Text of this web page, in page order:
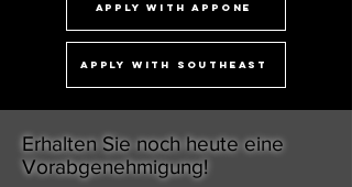
APPLY WITH APPONE
APPLY WITH SOUTHEAST
Erhalten Sie noch heute eine
Vorabgenehmigung!